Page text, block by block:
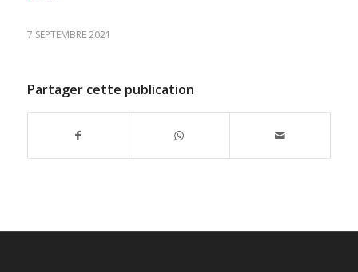
7 SEPTEMBRE 2021
Partager cette publication